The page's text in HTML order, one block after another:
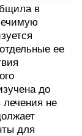
в
ее
до
лечения не
для